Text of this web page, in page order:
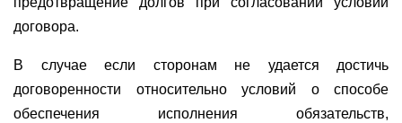
договора.
В случае если сторонам не удается достичь
договоренности относительно условий о способе
обеспечения исполнения обязательств,